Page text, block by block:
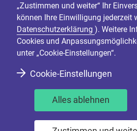
„Zustimmen und weiter“ Ihr
können Ihre Einwilligung jederzeit
Datenschutzerklärung ). Weitere
Cookies und
unter „Cookie-Einstellungen“.
Cookie-Einstellungen
Alles ablehnen